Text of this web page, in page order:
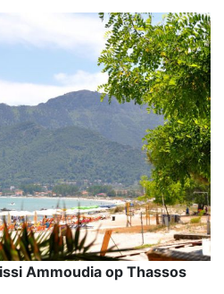
Ammoudia op Thassos